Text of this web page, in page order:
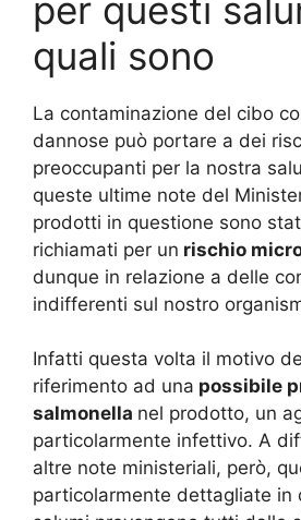
per questi
quali sono
La contaminazione del cibo
dannose può portare a dei
preoccupanti per la nostra
queste ultime note del
prodotti in questione sono
richiamati per un rischio
dunque in relazione a delle
indifferenti sul nostro
Infatti questa volta il motivo
riferimento ad una possibile
salmonella nel prodotto, un
particolarmente infettivo. A
altre note ministeriali, però,
particolarmente dettagliate in